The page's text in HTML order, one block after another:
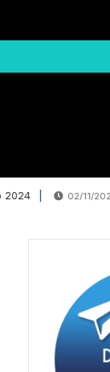
02/11/2024